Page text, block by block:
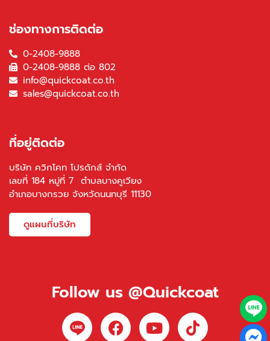
ช่องทางการติดต่อ
0-2408-9888
0-2408-9888 ต่อ 802
info@quickcoat.co.th
sales@quickcoat.co.th
ที่อยู่ติดต่อ
บริษัท ควิกโคท โปรดักส์ จำกัด
เลขที่ 184 หมู่ที่ 7 ตำบลบางคูเวียง
อำเภอบางกรวย จังหวัดนนทบุรี 11130
ดูแผนที่บริษัท
Follow us @Quickcoat